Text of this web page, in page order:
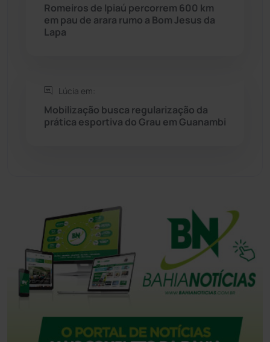
Sudoeste Baiano (1530)
Tanque Novo
Tecnologia (12)
Romeiros de Ipiaú percorrem 600 km
em pau de arara rumo a Bom Jesus da
Lapa
Lúcia em:
Mobilização busca regularização da
prática esportiva do Grau em Guanambi